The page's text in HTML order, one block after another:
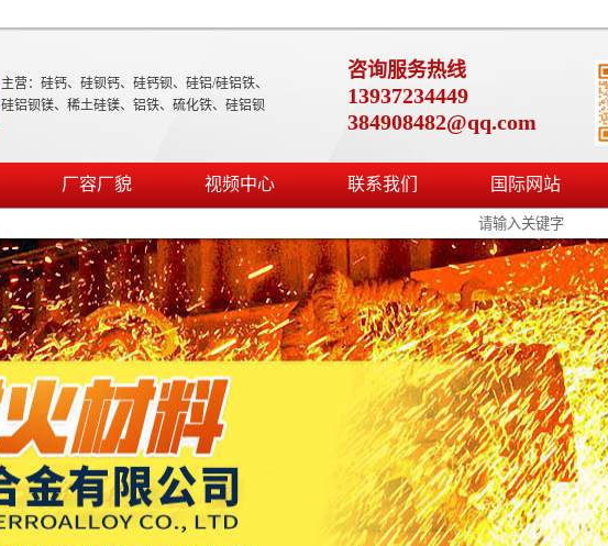
主营：硅钙、硅钡钙、硅钙钡、硅铝/硅铝铁、
硅铝钡镁、稀土硅镁、铝铁、硫化铁、硅铝钡
咨询服务热线
13937234449
384908482@qq.com
厂容厂貌 视频中心 联系我们 国际网站